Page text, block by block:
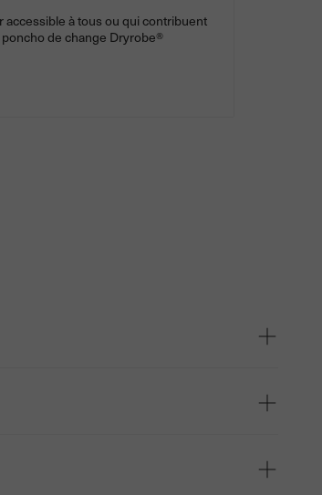
à tous ou qui contribuent
de change Dryrobe®